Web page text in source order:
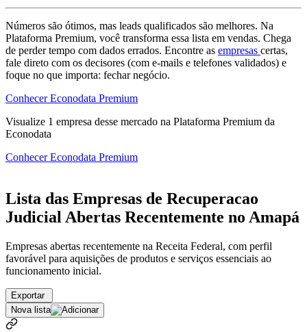
Números são ótimos, mas leads qualificados são melhores. Na
Plataforma Premium, você transforma essa lista em vendas. Chega
de perder tempo com dados errados. Encontre as empresas certas,
fale direto com os decisores (com e-mails e telefones validados) e
foque no que importa: fechar negócio.
Conhecer Econodata Premium
Visualize 1 empresa desse mercado na Plataforma Premium da
Econodata
Conhecer Econodata Premium
Lista das Empresas de Recuperacao
Judicial Abertas Recentemente no Amapá
Empresas abertas recentemente na Receita Federal, com perfil
favorável para aquisições de produtos e serviços essenciais ao
funcionamento inicial.
Exportar
Nova lista